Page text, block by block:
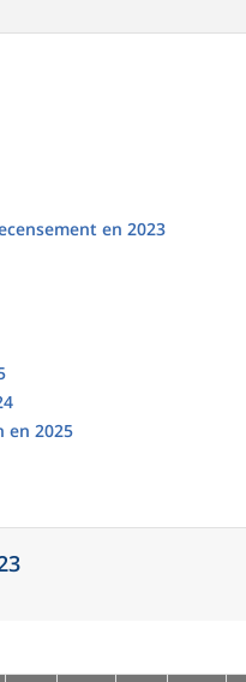
en 2023
en 2025